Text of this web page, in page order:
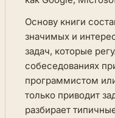
Основу книги
значимых и
задач, которые
собеседованиях
программистом
только приводит
разбирает